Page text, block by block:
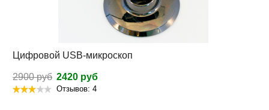
Цифровой USB-микроскоп
2900 руб 2420 руб
Отзывов: 4